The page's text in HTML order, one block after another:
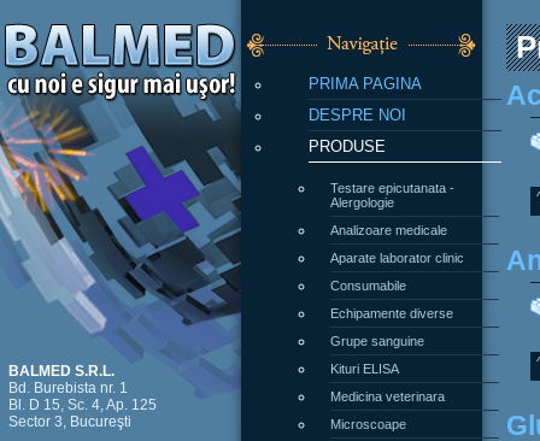
PRIMA PAGINA
DESPRE NOI
PRODUSE
Testare epicutanata -
Alergologie
Analizoare medicale
Aparate laborator clinic
Consumabile
Echipamente diverse
Grupe sanguine
Kituri ELISA
Medicina veterinara
Microscoape
BALMED S.R.L.
Bd. Burebista nr. 1
Bl. D 15, Sc. 4, Ap. 125
Sector 3, Bucureşti